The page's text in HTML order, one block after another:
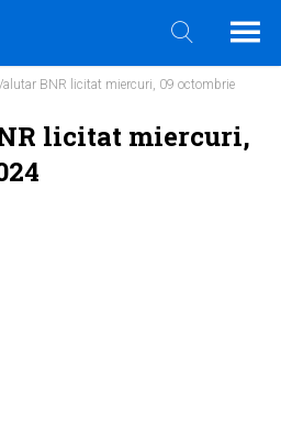
BNR licitat miercuri, 09 octombrie
licitat miercuri,